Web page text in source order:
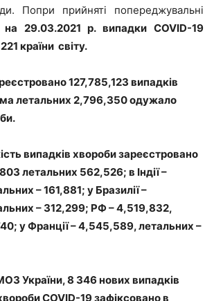
Попри прийняті попереджувальні
29.03.2021 р. випадки COVID-19
країни світу.
127,785,123 випадків
летальних 2,796,350 одужало
випадків хвороби зареєстровано
летальних 562,526; в Індії –
– 161,881; у Бразилії –
– 312,299; РФ – 4,519,832,
у Франції – 4,545,589, летальних –
України, 8 346 нових випадків
COVID-19 зафіксовано в